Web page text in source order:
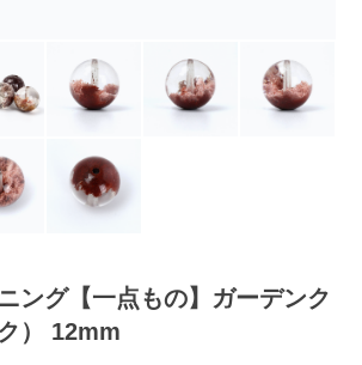
ング【一点もの】ガーデンク
） 12mm